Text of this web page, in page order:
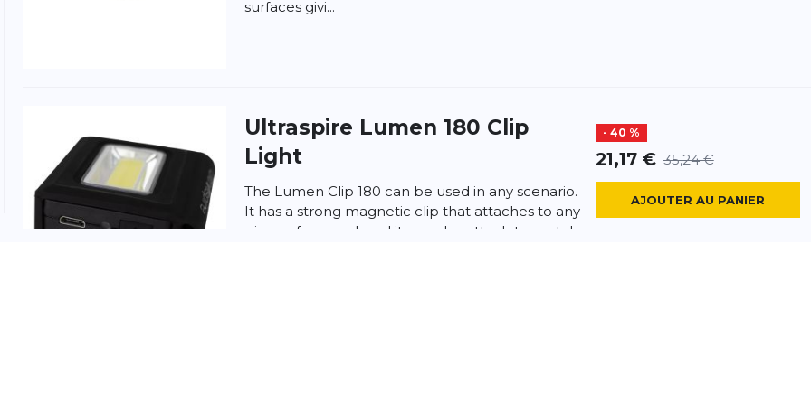
surfaces givi...
Ultraspire Lumen 180 Clip
Light
- 40 %
21,17 € 35,24 €
The Lumen Clip 180 can be used in any scenario.
It has a strong magnetic clip that attaches to any
piece of apparel, and it can also attach to metal...
AJOUTER AU PANIER